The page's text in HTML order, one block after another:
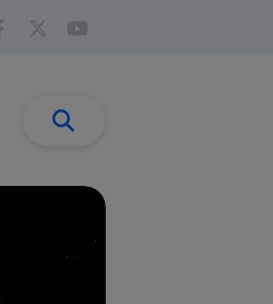
Buscar